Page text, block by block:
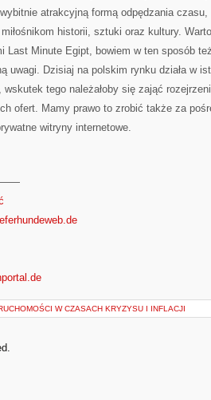
atrakcyjną formą odpędzania
historii, sztuki oraz kultury.
Last Minute Egipt, bowiem w ten sposób
uwagi. Dzisiaj na polskim rynku działa w
wskutek tego należałoby się zająć
ofert. Mamy prawo to zrobić także za
witryny internetowe.
W CZASACH KRYZYSU I INFLACJI